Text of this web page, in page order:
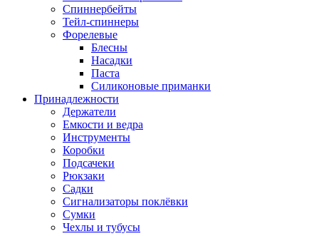
Спиннербейты
Тейл-спиннеры
Форелевые
Блесны
Насадки
Паста
Силиконовые приманки
Принадлежности
Держатели
Емкости и ведра
Инструменты
Коробки
Подсачеки
Рюкзаки
Садки
Сигнализаторы поклёвки
Сумки
Чехлы и тубусы